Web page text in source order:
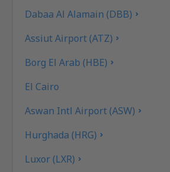
Dabaa Al Alamain (DBB)
Assiut Airport (ATZ)
Borg El Arab (HBE)
El Cairo
Aswan Intl Airport (ASW)
Hurghada (HRG)
Luxor (LXR)